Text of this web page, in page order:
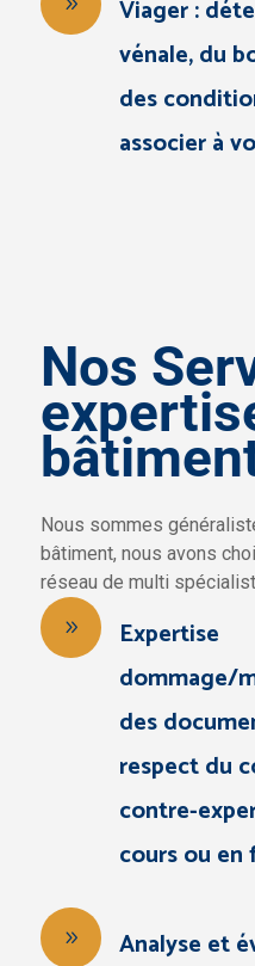
Viager :
vénale, du
des
associer à
Nos
Nous sommes
bâtiment, nous avons
réseau de multi
Expertise
dommage/
des
respect du
contre-
cours ou
Analyse et